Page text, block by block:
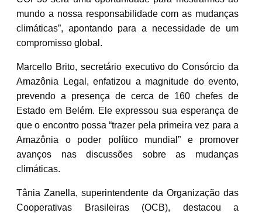
mundo a nossa responsabilidade com as mudanças
climáticas”, apontando para a necessidade de um
compromisso global.
Marcello Brito, secretário executivo do Consórcio da
Amazônia Legal, enfatizou a magnitude do evento,
prevendo a presença de cerca de 160 chefes de
Estado em Belém. Ele expressou sua esperança de
que o encontro possa “trazer pela primeira vez para a
Amazônia o poder político mundial” e promover
avanços nas discussões sobre as mudanças
climáticas.
Tânia Zanella, superintendente da Organização das
Cooperativas Brasileiras (OCB), destacou a